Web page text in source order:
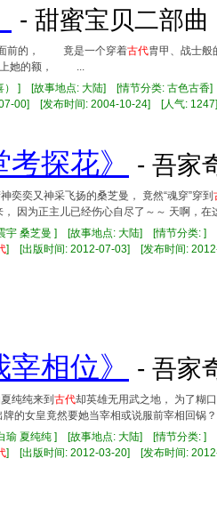
- 甜蜜宝贝二部
前的， 竟是一个穿着古代胄甲、战士
上她的额， ...
） ] [故事地点: 大陆] [情节分类: 古色古
00] [发布时间: 2004-10-24] [人气:
探花》 - 吾家
神奕奕又神采飞扬的桑芝曼， 竟然“魂穿”穿到
， 因为正主儿已经伤心自尽了～～ 天啊，在
宇 桑芝曼 ] [故事地点: 大陆] [情节分类: ]
] [出版时间: 2012-07-03] [发布时间:
相位》 - 吾家
夏纯纯来到古代却英雄无用武之地， 为了糊
的女皇竟然要她当宰相或说服前宰相回锅
瑜 夏纯纯 ] [故事地点: 大陆] [情节分类: ]
] [出版时间: 2012-03-20] [发布时间: